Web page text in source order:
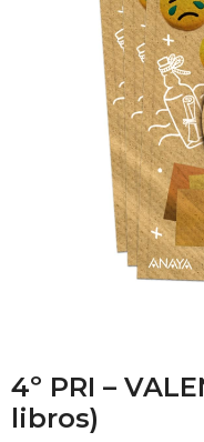
4º PRI –
libros)